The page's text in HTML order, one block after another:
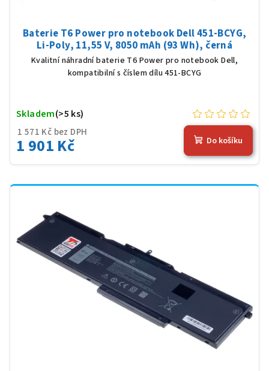
Baterie T6 Power pro notebook Dell 451-BCYG,
Li-Poly, 11,55 V, 8050 mAh (93 Wh), černá
Kvalitní náhradní baterie T6 Power pro notebook Dell,
kompatibilní s číslem dílu 451-BCYG
1 571 Kč bez DPH
1 901 Kč
Skladem(>5 ks)
Do košíku